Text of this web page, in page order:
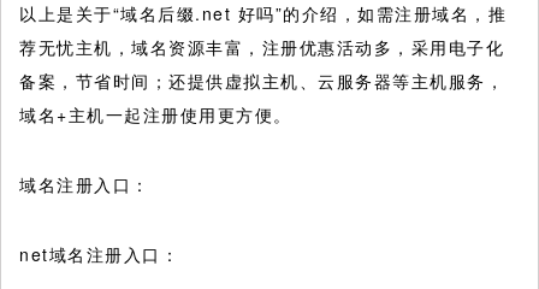
以上是关于“域名后缀.net 好吗”的介绍，如需注册域名，推
荐无忧主机，域名资源丰富，注册优惠活动多，采用电子化
备案，节省时间；还提供虚拟主机、云服务器等主机服务，
域名+主机一起注册使用更方便。
域名注册入口：
net域名注册入口：